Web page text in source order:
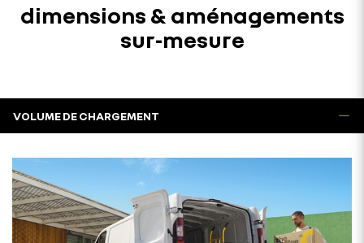
dimensions & aménagements
sur-mesure
VOLUME DE CHARGEMENT